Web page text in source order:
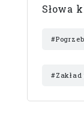
Słowa
#Zakład